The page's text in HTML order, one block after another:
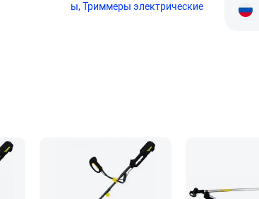
ы,Триммеры электрические